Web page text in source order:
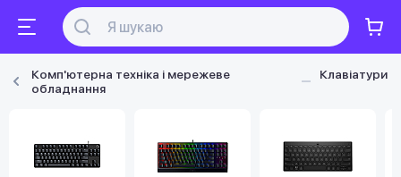
Комп'ютерна техніка і мережеве
обладнання
Клавіатури